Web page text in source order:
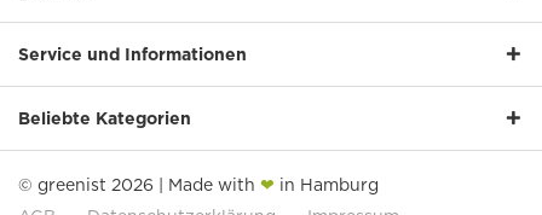
Service und Informationen
Beliebte Kategorien
© greenist 2026 | Made with ❤ in Hamburg